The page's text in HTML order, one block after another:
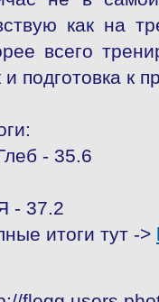
как на
всего
и подготовка к
- 35.6
- 37.2
итоги тут ->